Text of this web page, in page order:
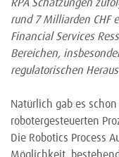
RPA Schätzungen
rund 7 Milliarden CHF
Financial Services
Bereichen,
regulatorischen
Natürlich gab es
robotergesteuerten
Die Robotics Process